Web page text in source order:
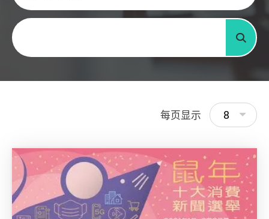
关键字
搜寻
每页显示 8